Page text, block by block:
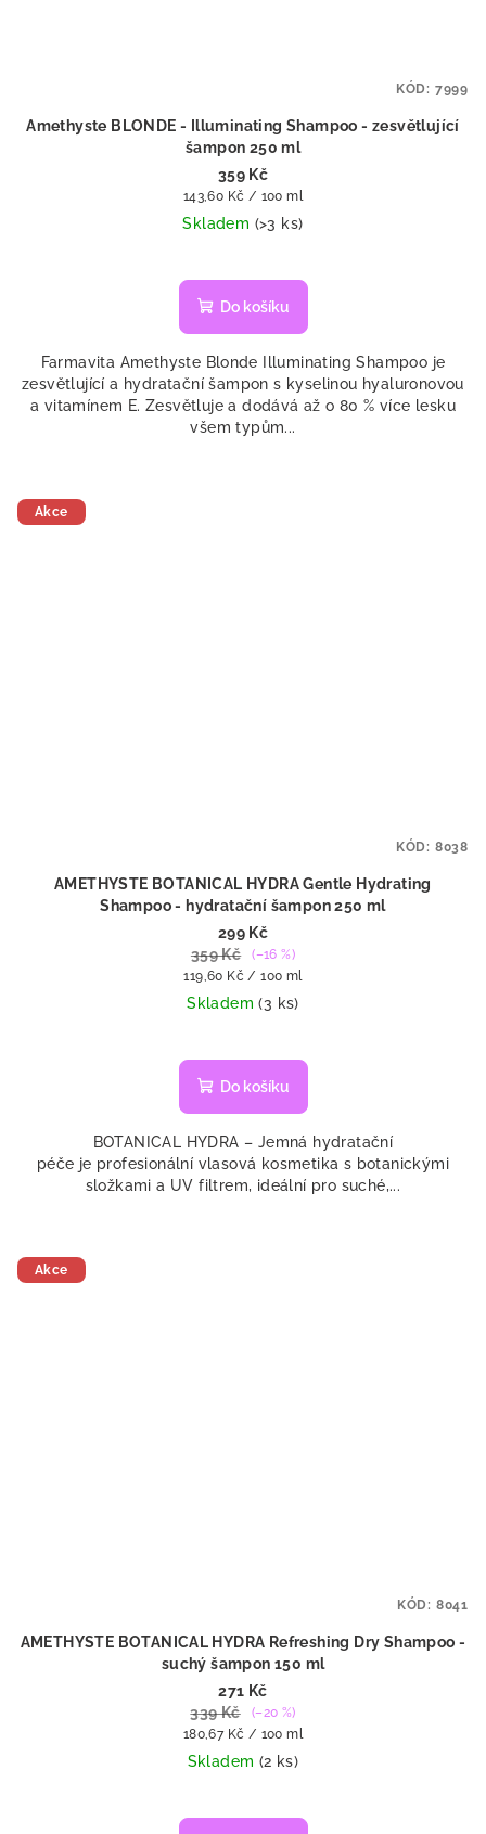
Amethyste BLONDE - Illuminating Shampoo - zesvětlující
šampon 250 ml
359 Kč
Měrná
cena:
143,60 Kč / 100 ml
Skladem (>3 ks)
Do košíku
Farmavita Amethyste Blonde Illuminating Shampoo je
zesvětlující a hydratační šampon s kyselinou hyaluronovou
a vitamínem E. Zesvětluje a dodává až o 80 % více lesku
všem typům...
KÓD: 7999
Akce
AMETHYSTE BOTANICAL HYDRA Gentle Hydrating
Shampoo - hydratační šampon 250 ml
299 Kč
359 Kč
(–16 %)
Měrná
cena:
119,60 Kč / 100 ml
Skladem(3 ks)
Do košíku
BOTANICAL HYDRA – Jemná hydratační
péče je profesionální vlasová kosmetika s botanickými
složkami a UV filtrem, ideální pro suché,...
KÓD: 8038
Akce
AMETHYSTE BOTANICAL HYDRA Refreshing Dry Shampoo -
suchý šampon 150 ml
271 Kč
339 Kč
(–20 %)
Měrná
cena:
180,67 Kč / 100 ml
Skladem (2 ks)
KÓD: 8041